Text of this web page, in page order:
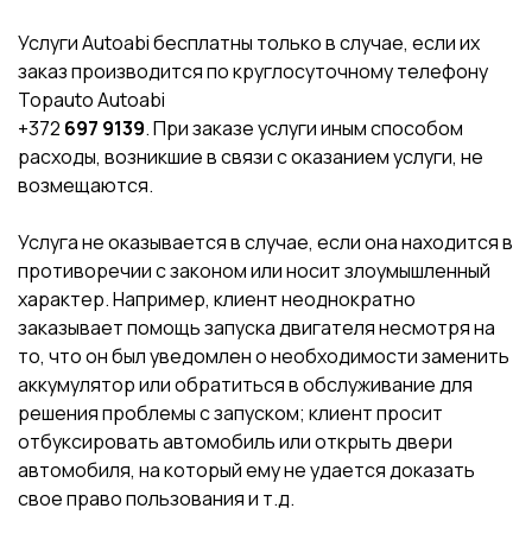
Услуги Autoabi бесплатны только в случае, если их
заказ производится по круглосуточному телефону
Topauto Autoabi
+372 697 9139. При заказе услуги иным способом
расходы, возникшие в связи с оказанием услуги, не
возмещаются.
Услуга не оказывается в случае, если она находится в
противоречии с законом или носит злоумышленный
характер. Например, клиент неоднократно
заказывает помощь запуска двигателя несмотря на
то, что он был уведомлен о необходимости заменить
аккумулятор или обратиться в обслуживание для
решения проблемы с запуском; клиент просит
отбуксировать автомобиль или открыть двери
автомобиля, на который ему не удается доказать
свое право пользования и т.д.